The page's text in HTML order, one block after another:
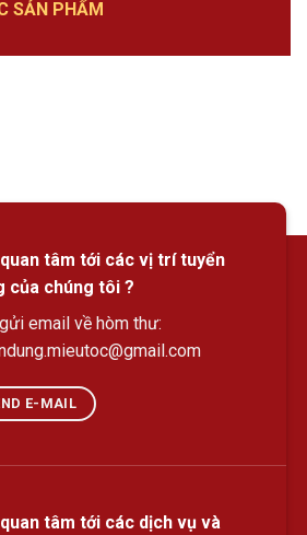
SẢN PHẨM
tâm tới các vị trí tuyển
của chúng tôi ?
email về hòm thư:
E-MAIL
quan tâm tới các dịch vụ và